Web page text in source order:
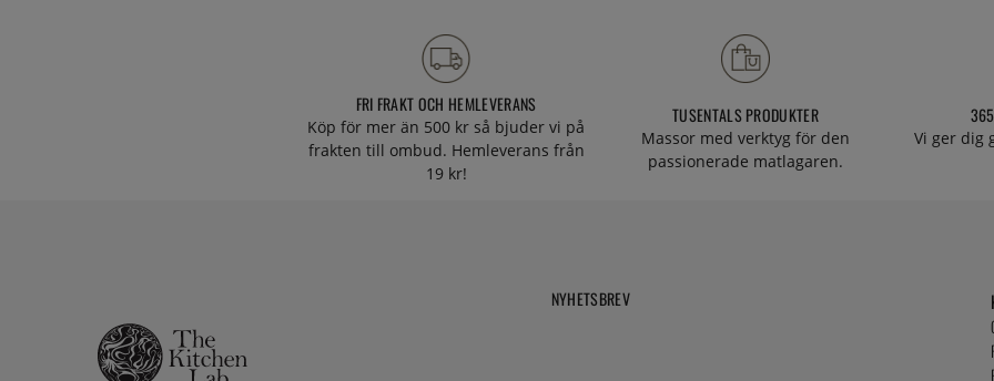
FRI FRAKT OCH HEMLEVERANS
Köp för mer än 500 kr så bjuder vi på
frakten till ombud. Hemleverans från
19 kr!
TUSENTALS PRODUKTER
Massor med verktyg för den
passionerade matlagaren.
Vi ger dig
NYHETSBREV